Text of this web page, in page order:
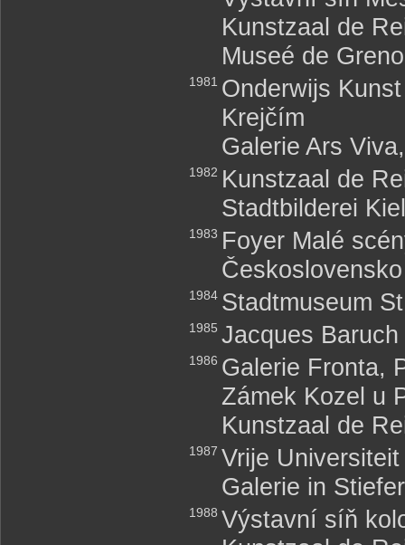
Kunstzaal de
Museé de
1981 Onderwijs
Krejčím
Galerie Ars
1982 Kunstzaal de
Stadtbilderei
1983 Foyer Malé
Československo
1984 Stadtmuseum
1985 Jacques
1986 Galerie Fronta,
Zámek Kozel u
Kunstzaal de
1987 Vrije
Galerie in
1988 Výstavní síň